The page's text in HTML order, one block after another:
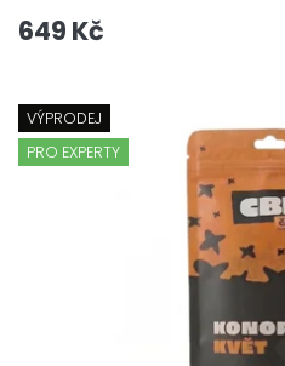
649 Kč
VÝPRODEJ
PRO EXPERTY